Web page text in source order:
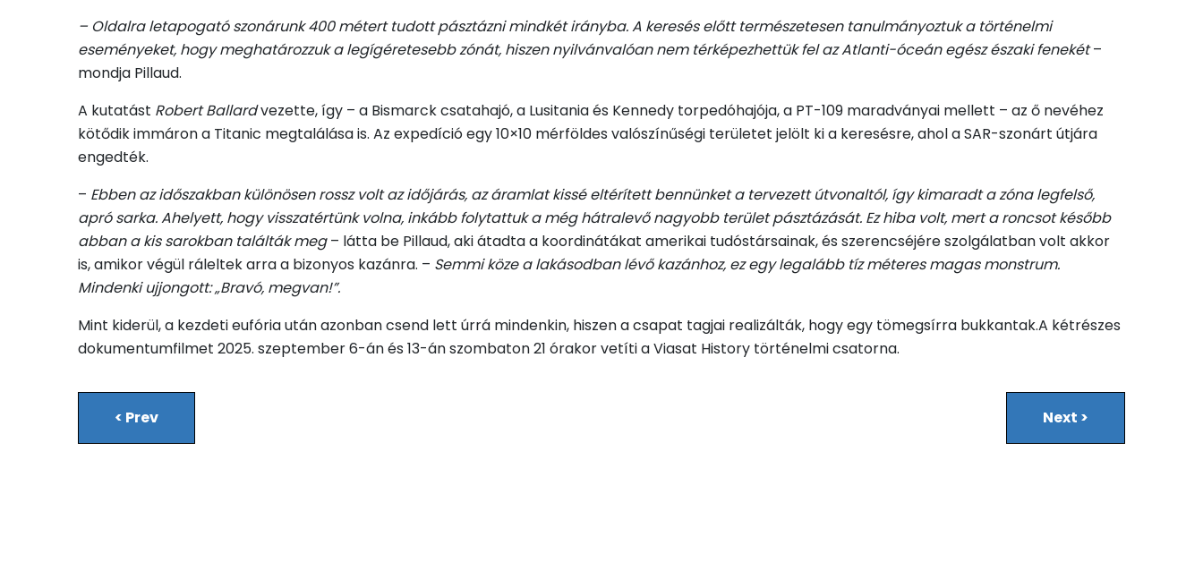
– Oldalra letapogató szonárunk 400 métert tudott pásztázni mindkét irányba. A keresés előtt természetesen tanulmányoztuk a történelmi
eseményeket, hogy meghatározzuk a legígéretesebb zónát, hiszen nyilvánvalóan nem térképezhettük fel az Atlanti-óceán egész északi fenekét–
mondja Pillaud.
A kutatást Robert Ballardvezette, így – a Bismarck csatahajó, a Lusitania és Kennedy torpedóhajója, a PT-109 maradványai mellett – az ő nevéhez
kötődik immáron a Titanic megtalálása is. Az expedíció egy 10×10 mérföldes valószínűségi területet jelölt ki a keresésre, ahol a SAR-szonárt útjára
engedték.
– Ebben az időszakban különösen rossz volt az időjárás, az áramlat kissé eltérített bennünket a tervezett útvonaltól, így kimaradt a zóna legfelső,
apró sarka. Ahelyett, hogy visszatértünk volna, inkább folytattuk a még hátralevő nagyobb terület pásztázását. Ez hiba volt, mert a roncsot később
abban a kis sarokban találták meg– látta be Pillaud, aki átadta a koordinátákat amerikai tudóstársainak, és szerencséjére szolgálatban volt akkor
is, amikor végül ráleltek arra a bizonyos kazánra. – Semmi köze a lakásodban lévő kazánhoz, ez egy legalább tíz méteres magas monstrum.
Mindenki ujjongott: „Bravó, megvan!”.
Mint kiderül, a kezdeti eufória után azonban csend lett úrrá mindenkin, hiszen a csapat tagjai realizálták, hogy egy tömegsírra bukkantak.A kétrészes
dokumentumfilmet 2025. szeptember 6-án és 13-án szombaton 21 órakor vetíti a Viasat History történelmi csatorna.
< Prev Next >